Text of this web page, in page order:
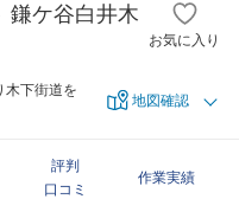
鎌ケ谷白井木
お気に入り
木下街道を
地図確認
評判
口コミ
作業実績